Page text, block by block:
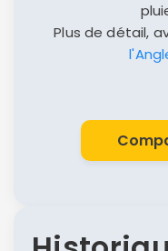
Plus de détail,